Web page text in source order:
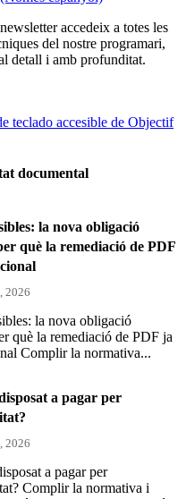
accedeix a totes les
del nostre programari,
detall i amb profunditat.
documental
la nova obligació
què la remediació de PDF
2026
la nova obligació
què la remediació de PDF ja
Complir la normativa...
a pagar per
2026
a pagar per
Complir la normativa i